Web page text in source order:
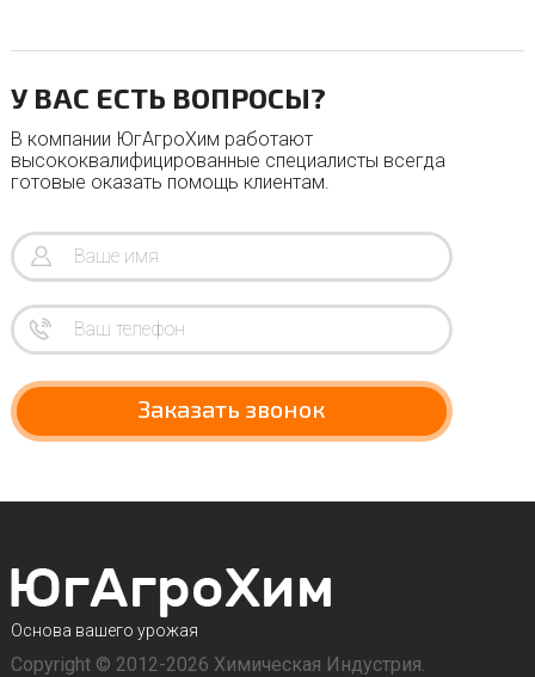
У ВАС ЕСТЬ ВОПРОСЫ?
В компании ЮгАгроХим работают
высококвалифицированные специалисты всегда
готовые оказать помощь клиентам.
Заказать звонок
Основа вашего урожая
Copyright © 2012-2026 Химическая Индустрия.